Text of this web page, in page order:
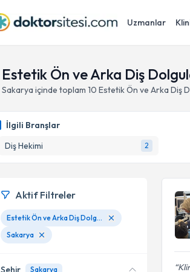
Uzmanlar
Estetik Ön ve Arka Diş
Sakarya içinde toplam 10 Estetik Ön ve Arka Diş
İlgili Branşlar
Diş Hekimi
2
Aktif Filtreler
Estetik Ön ve Arka Diş Dolgular
Sakarya
Şehir Sakarya